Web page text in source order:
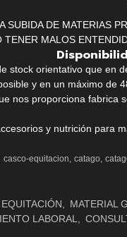
SUBIDA DE MATERIAS
TENER MALOS
stock orientativo que en
y en un máximo de
nos proporciona fabrica
y nutrición para
casco-equitacion catago
MATERIAL
LABORAL